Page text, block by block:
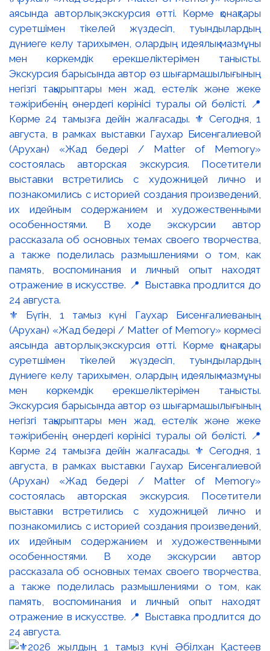
⚜️ Бүгін, 1 тамыз күні Гаухар Бисенғалиеваның
(Арухан) «Жад бедері / Matter of Memory» көрмесі
аясында авторлық экскурсия өтті. Көрме қонақтары
суретшімен тікелей жүздесіп, туындылардың
дүниеге келу тарихымен, олардың идеялық мазмұны
мен көркемдік ерекшеліктерімен танысты.
Экскурсия барысында автор өз шығармашылығының
негізгі тақырыптары мен жад, естелік және жеке
тәжірибенің өнердегі көрінісі туралы ой бөлісті. 📍
Көрме 24 тамызға дейін жалғасады. ⚜️ Сегодня, 1
августа, в рамках выставки Гаухар Бисенгалиевой
(Арухан) «Жад бедері / Matter of Memory»
состоялась авторская экскурсия. Посетители
выставки встретились с художницей лично и
познакомились с историей создания произведений,
их идейным содержанием и художественными
особенностями. В ходе экскурсии автор
рассказала об основных темах своего творчества,
а также поделилась размышлениями о том, как
память, воспоминания и личный опыт находят
отражение в искусстве. 📍 Выставка продлится до
24 августа.